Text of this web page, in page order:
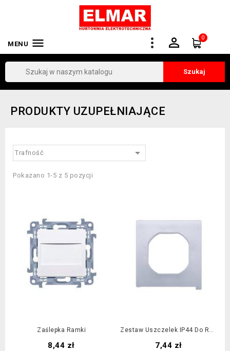
MENU  0

Szukaj
PRODUKTY UZUPEŁNIAJĄCE
Trafność 
Pokazano 1-5 z 5 pozycji
Zaślepka Ramki
Cena
8,44 zł
Zestaw Uszczelek IP44 Do Ramki 2-Krotnej
Cena
7,44 zł